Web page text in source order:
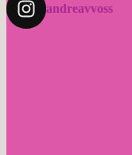
andreavvoss